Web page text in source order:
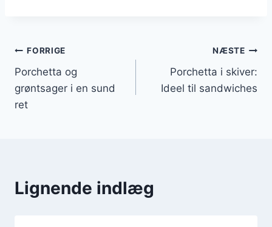
Indlægsnavigation
FORRIGE
Porchetta og
grøntsager i en sund
ret
NÆSTE
Porchetta i skiver:
Ideel til sandwiches
Lignende indlæg